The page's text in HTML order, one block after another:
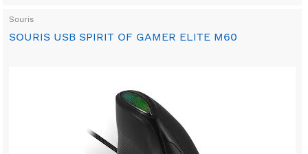
Souris
SOURIS USB SPIRIT OF GAMER ELITE M60